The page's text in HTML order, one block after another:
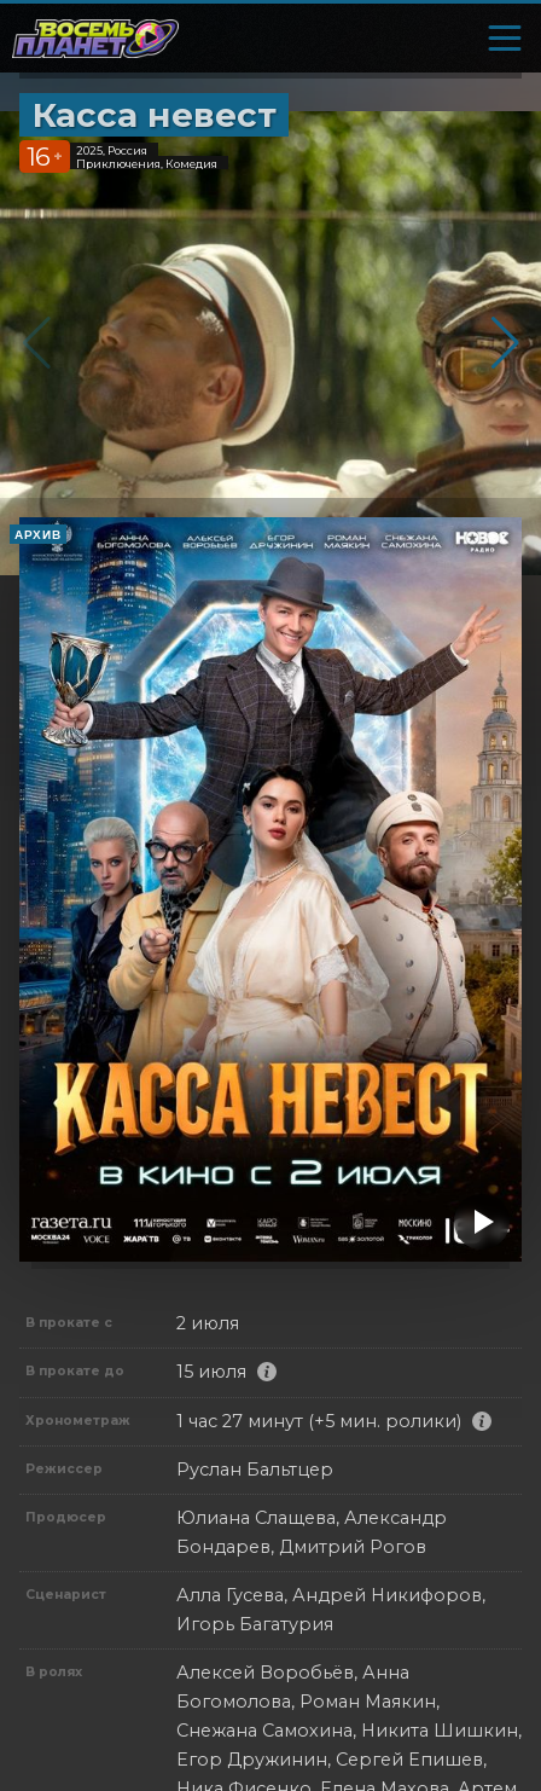
Касса невест
16 +
2025, Россия
Приключения, Комедия
АРХИВ
В прокате с 2 июля
В прокате до 15 июля
Хронометраж 1 час 27 минут (+5 мин. ролики)
Режиссер Руслан Бальтцер
Продюсер
Юлиана Слащева, Александр
Бондарев, Дмитрий Рогов
Сценарист
Алла Гусева, Андрей Никифоров,
Игорь Багатурия
В ролях
Алексей Воробьёв, Анна
Богомолова, Роман Маякин,
Снежана Самохина, Никита Шишкин,
Егор Дружинин, Сергей Епишев,